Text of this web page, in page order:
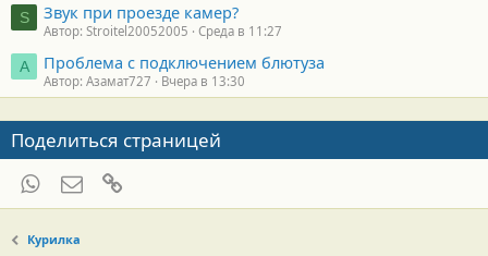
S Звук при проезде камер?
Автор: Stroitel20052005 Среда в 11:27
А Проблема с подключением блютуза
Автор: Азамат727 Вчера в 13:30
Поделиться страницей
WhatsAppЭлектронная почта
Курилка